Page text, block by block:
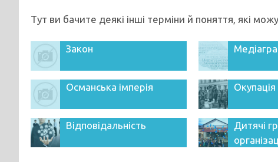
Тут ви бачите деякі інші терміни й поняття, які
Закон
Османська імперія Окупація
Відповідальність
Дитячі